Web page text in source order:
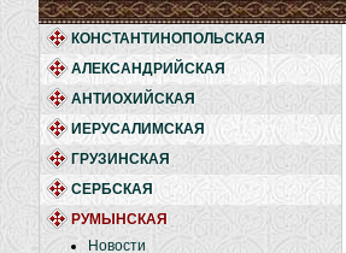
КОНСТАНТИНОПОЛЬСКАЯ
АЛЕКСАНДРИЙСКАЯ
АНТИОХИЙСКАЯ
ИЕРУСАЛИМСКАЯ
ГРУЗИНСКАЯ
СЕРБСКАЯ
РУМЫНСКАЯ
Новости